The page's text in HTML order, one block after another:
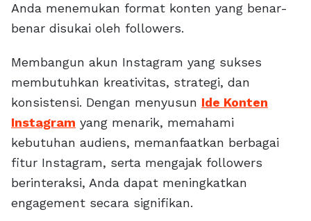
Anda menemukan format konten yang benar-
benar disukai oleh followers.
Membangun akun Instagram yang sukses
membutuhkan kreativitas, strategi, dan
konsistensi. Dengan menyusun Ide Konten
Instagram yang menarik, memahami
kebutuhan audiens, memanfaatkan berbagai
fitur Instagram, serta mengajak followers
berinteraksi, Anda dapat meningkatkan
engagement secara signifikan.